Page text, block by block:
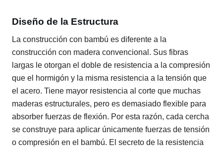
Diseño de la Estructura
La construcción con bambú es diferente a la
construcción con madera convencional. Sus fibras
largas le otorgan el doble de resistencia a la compresión
que el hormigón y la misma resistencia a la tensión que
el acero. Tiene mayor resistencia al corte que muchas
maderas estructurales, pero es demasiado flexible para
absorber fuerzas de flexión. Por esta razón, cada cercha
se construye para aplicar únicamente fuerzas de tensión
o compresión en el bambú. El secreto de la resistencia